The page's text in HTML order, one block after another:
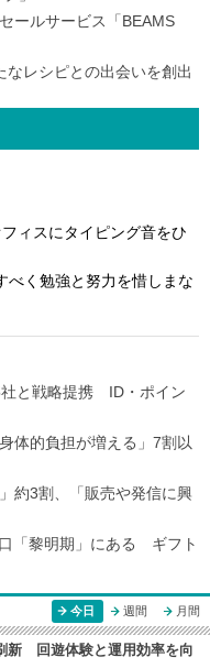
ールサービス「BEAMS
レシピとの出会いを創出
ィスにタイピング音をひ
べく勉強と努力を惜しまな
社と戦略提携 ID・ポイン
体的負担が増える」7割以
約3割、「販売や発信に興
「黎明期」にある ギフト
今日 週間 月間
新 回遊体験と運用効率を向